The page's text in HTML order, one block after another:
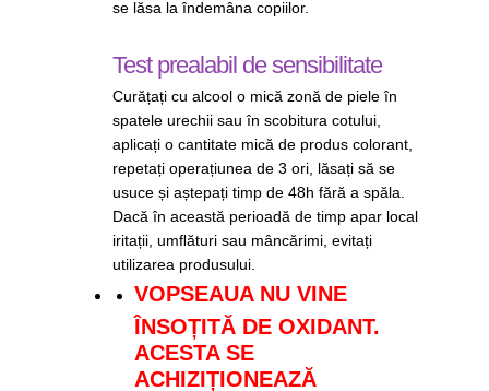
se lăsa la îndemâna copiilor.
Test prealabil de sensibilitate
Curățați cu alcool o mică zonă de piele în
spatele urechii sau în scobitura cotului,
aplicați o cantitate mică de produs colorant,
repetați operațiunea de 3 ori, lăsați să se
usuce și aștepați timp de 48h fără a spăla.
Dacă în această perioadă de timp apar local
iritații, umﬂături sau mâncărimi, evitați
utilizarea produsului.
VOPSEAUA NU VINE
ÎNSOȚITĂ DE OXIDANT.
ACESTA SE
ACHIZIȚIONEAZĂ